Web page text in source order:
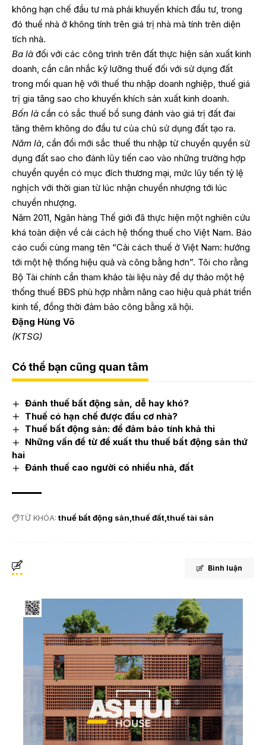
không hạn chế đầu tư mà phải khuyến khích đầu tư, trong
đó thuế nhà ở không tính trên giá trị nhà mà tính trên diện
tích nhà.
Ba là đối với các công trình trên đất thực hiện sản xuất kinh
doanh, cần cân nhắc kỹ lưỡng thuế đối với sử dụng đất
trong mối quan hệ với thuế thu nhập doanh nghiệp, thuế giá
trị gia tăng sao cho khuyến khích sản xuất kinh doanh.
Bốn là cần có sắc thuế bổ sung đánh vào giá trị đất đai
tăng thêm không do đầu tư của chủ sử dụng đất tạo ra.
Năm là , cần đổi mới sắc thuế thu nhập từ chuyển quyền sử
dụng đất sao cho đánh lũy tiến cao vào những trường hợp
chuyển quyền có mục đích thương mại, mức lũy tiến tỷ lệ
nghịch với thời gian từ lúc nhận chuyển nhượng tới lúc
chuyển nhượng.
Năm 2011, Ngân hàng Thế giới đã thực hiện một nghiên cứu
khá toàn diện về cải cách hệ thống thuế cho Việt Nam. Báo
cáo cuối cùng mang tên “Cải cách thuế ở Việt Nam: hướng
tới một hệ thống hiệu quả và công bằng hơn”. Tôi cho rằng
Bộ Tài chính cần tham khảo tài liệu này để dự thảo một hệ
thống thuế BĐS phù hợp nhằm nâng cao hiệu quả phát triển
kinh tế, đồng thời đảm bảo công bằng xã hội.
Đặng Hùng Võ
(KTSG)
Có thể bạn cũng quan tâm
Đánh thuế bất động sản, dễ hay khó?
Thuế có hạn chế được đầu cơ nhà?
Thuế bất động sản: để đảm bảo tính khả thi
Những vấn đề từ đề xuất thu thuế bất động sản thứ
hai
Đánh thuế cao người có nhiều nhà, đất
TỪ KHÓA: thuế bất động sản thuế đất thuế tài sản
Bình luận